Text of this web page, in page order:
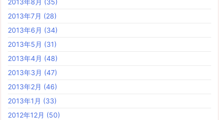
2013年8月 (35)
2013年7月 (28)
2013年6月 (34)
2013年5月 (31)
2013年4月 (48)
2013年3月 (47)
2013年2月 (46)
2013年1月 (33)
2012年12月 (50)